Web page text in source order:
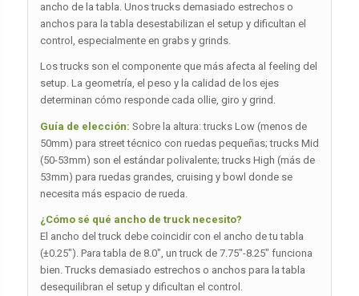
ancho de la tabla. Unos trucks demasiado estrechos o
anchos para la tabla desestabilizan el setup y dificultan el
control, especialmente en grabs y grinds.
Los trucks son el componente que más afecta al feeling del
setup. La geometría, el peso y la calidad de los ejes
determinan cómo responde cada ollie, giro y grind.
Guía de elección: Sobre la altura: trucks Low (menos de
50mm) para street técnico con ruedas pequeñas; trucks Mid
(50-53mm) son el estándar polivalente; trucks High (más de
53mm) para ruedas grandes, cruising y bowl donde se
necesita más espacio de rueda.
¿Cómo sé qué ancho de truck necesito?
El ancho del truck debe coincidir con el ancho de tu tabla
(±0.25″). Para tabla de 8.0″, un truck de 7.75″-8.25″ funciona
bien. Trucks demasiado estrechos o anchos para la tabla
desequilibran el setup y dificultan el control.